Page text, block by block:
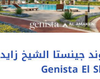
جينستا الشيخ زايد
Genista El